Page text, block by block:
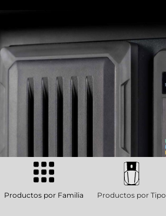
Productos por Familia Productos por Tipo